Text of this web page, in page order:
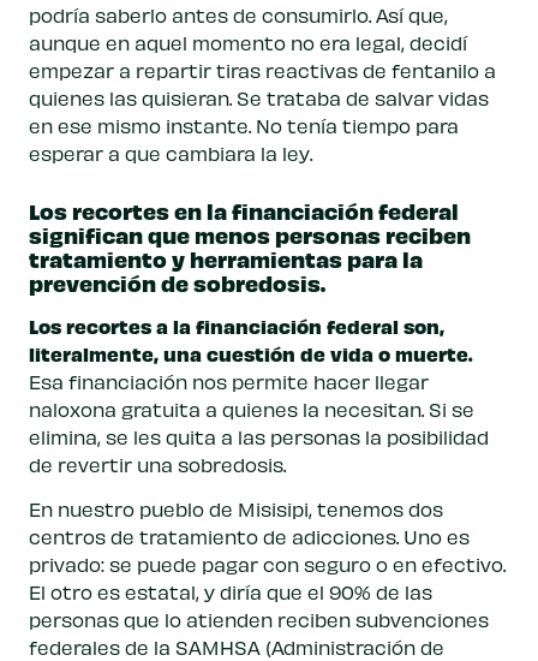
podría saberlo antes de consumirlo. Así que,
aunque en aquel momento no era legal, decidí
empezar a repartir tiras reactivas de fentanilo a
quienes las quisieran. Se trataba de salvar vidas
en ese mismo instante. No tenía tiempo para
esperar a que cambiara la ley.
Los recortes en la financiación federal
significan que menos personas reciben
tratamiento y herramientas para la
prevención de sobredosis.
Los recortes a la financiación federal son,
literalmente, una cuestión de vida o muerte.
Esa financiación nos permite hacer llegar
naloxona gratuita a quienes la necesitan. Si se
elimina, se les quita a las personas la posibilidad
de revertir una sobredosis.
En nuestro pueblo de Misisipi, tenemos dos
centros de tratamiento de adicciones. Uno es
privado: se puede pagar con seguro o en efectivo.
El otro es estatal, y diría que el 90% de las
personas que lo atienden reciben subvenciones
federales de la SAMHSA (Administración de